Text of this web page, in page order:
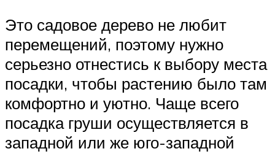
Это садовое дерево не любит
перемещений, поэтому нужно
серьезно отнестись к выбору места
посадки, чтобы растению было там
комфортно и уютно. Чаще всего
посадка груши осуществляется в
западной или же юго-западной